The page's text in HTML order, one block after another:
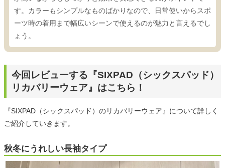
す。カラーもシンプルなものばかりなので、日常使いからスポ
ーツ時の着用まで幅広いシーンで使えるのが魅力と言えるでし
ょう。
今回レビューする『SIXPAD（シックスパッド）
リカバリーウェア』はこちら！
『SIXPAD（シックスパッド）のリカバリーウェア』について詳しく
ご紹介していきます。
秋冬にうれしい長袖タイプ